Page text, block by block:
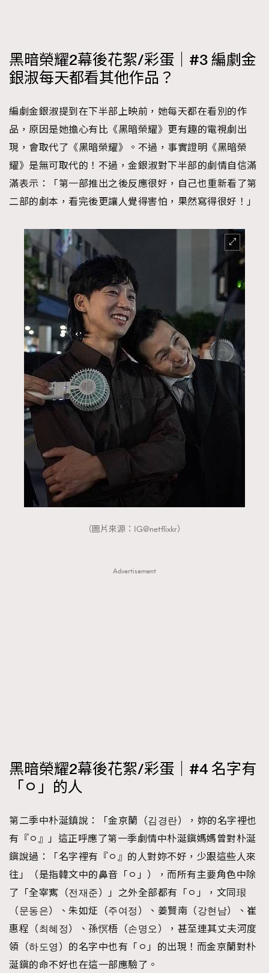
黑暗榮耀2幕後花絮/彩蛋｜#3 編劇金
銀淑每天都看其他作品？
編劇金銀淑提到在下半部上映前，她每天都在看別的作
品，原因是她擔心有比《黑暗榮耀》更有趣的電視劇出
現，會取代了《黑暗榮耀》。不過，事實證明《黑暗榮
耀》是無可取代的！不過，金銀淑對下半部的劇情自信滿
滿表示：「第一部推出之後反應很好，自己也重新看了第
二部的劇本，看完後更讓人覺得害怕，果然寫得很好！」
（圖片來源：IG@netflixkr）
Advertisement
黑暗榮耀2幕後花絮/彩蛋｜#4 名字有
「ㅇ」的人
第二季中朴涎鎮說：「金京蘭（김경란），妳的名字裡也
有『ㅇ』」這正呼應了第一季劇情中朴涎鎭媽媽曾對朴涎
鎭說過：「名字裡有『ㅇ』的人對妳不好，少跟這些人來
往」（是指韓文中的鼻音「ㅇ」），而所有主要角色中除
了「全宰寯（전재준）」之外全部都有「ㅇ」，文同珢
（문동은）、朱如炡（주여정）、姜賢南（강현남）、崔
惠程（최혜정）、孫慏梧（손명오），甚至連其丈夫河度
領（하도영）的名字中也有「ㅇ」的出現！而金京蘭對朴
涎鎭的命不好也在這一部應驗了。